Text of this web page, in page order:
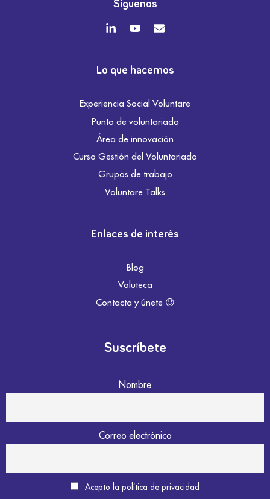
Síguenos
Lo que hacemos
Experiencia Social Voluntare
Punto de voluntariado
Área de innovación
Curso Gestión del Voluntariado
Grupos de trabajo
Voluntare Talks
Enlaces de interés
Blog
Voluteca
Contacta y únete 😉
Suscríbete
Nombre
Correo electrónico
Acepto la política de privacidad